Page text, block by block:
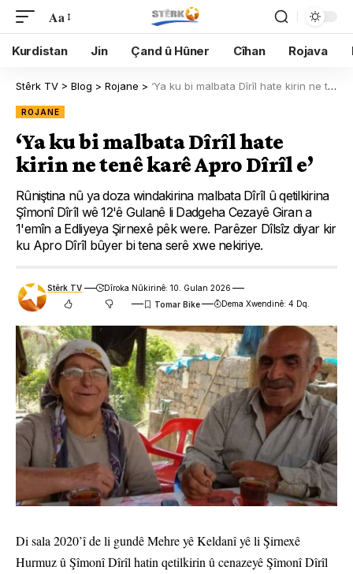
Aa
Kurdistan Jin Çand û Hûner Cîhan Rojava
Stêrk TV > Blog > Rojane > ‘Ya ku bi malbata Dîrîl hate kirin ne tenê karê Apro Dîrîl e’
ROJANE
‘Ya ku bi malbata Dîrîl hate
kirin ne tenê karê Apro Dîrîl e’
Rûniştina nû ya doza windakirina malbata Dîrîl û qetilkirina
Şîmonî Dîrîl wê 12'ê Gulanê li Dadgeha Cezayê Giran a
1'emîn a Edliyeya Şirnexê pêk were. Parêzer Dîlsîz diyar kir
ku Apro Dîrîl bûyer bi tena serê xwe nekiriye.
Stêrk TV
Dîroka Nûkirinê: 10. Gulan 2026
Dema Xwendinê: 4 Dq.
Di sala 2020’î de li gundê Mehre yê Keldanî yê li Şirnexê
Hurmuz û Şîmonî Dîrîl hatin qetilkirin û cenazeyê Şîmonî Dîrîl